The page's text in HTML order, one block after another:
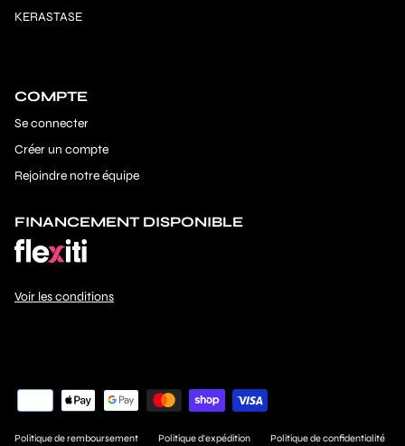
KERASTASE
COMPTE
Se connecter
Créer un compte
Rejoindre notre équipe
FINANCEMENT DISPONIBLE
Voir les conditions
Politique de remboursement Politique d'expédition Politique de confidentialité